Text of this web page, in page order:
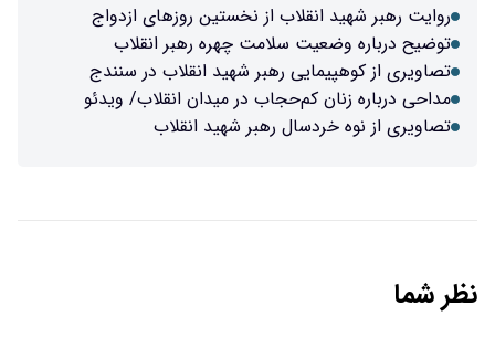
روایت رهبر شهید انقلاب از نخستین روزهای ازدواج
توضیح درباره وضعیت سلامت چهره رهبر انقلاب
تصاویری از کوهپیمایی رهبر شهید انقلاب در سنندج
مداحی درباره زنان کم‌حجاب در میدان انقلاب/ ویدئو
تصاویری از نوه خردسال رهبر شهید انقلاب
نظر شما